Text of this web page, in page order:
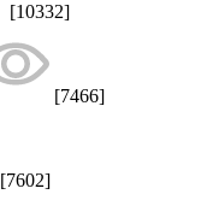
[10332]
[7466]
[7602]